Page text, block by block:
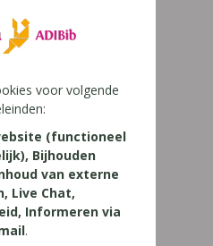
voor volgende
(functioneel
Bijhouden
van externe
Live Chat,
Informeren via
.